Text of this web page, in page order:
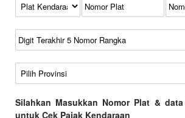
No Plat
No Seri
No Rangka
Wilayah
Silahkan Masukkan Nomor Plat &
untuk Cek Pajak Kendaraan